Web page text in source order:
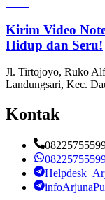
Kirim Video
Hidup dan Seru!
Jl. Tirtojoyo, Ruko
Landungsari, Kec.
Kontak